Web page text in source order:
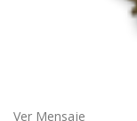
Ver Mensaje